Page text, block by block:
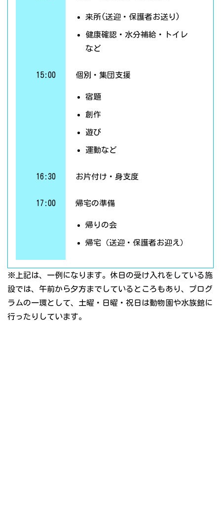
来所(送迎・保護者お送り)
健康確認・水分補給・トイレ
など
15:00 個別・集団支援
宿題
創作
遊び
運動など
16:30 お片付け・身支度
17:00 帰宅の準備
帰りの会
帰宅（送迎・保護者お迎え）
※上記は、一例になります。休日の受け入れをしている施
設では、午前から夕方までしているところもあり、プログ
ラムの一環として、土曜・日曜・祝日は動物園や水族館に
行ったりしています。